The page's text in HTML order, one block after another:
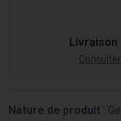
Nature de produit :